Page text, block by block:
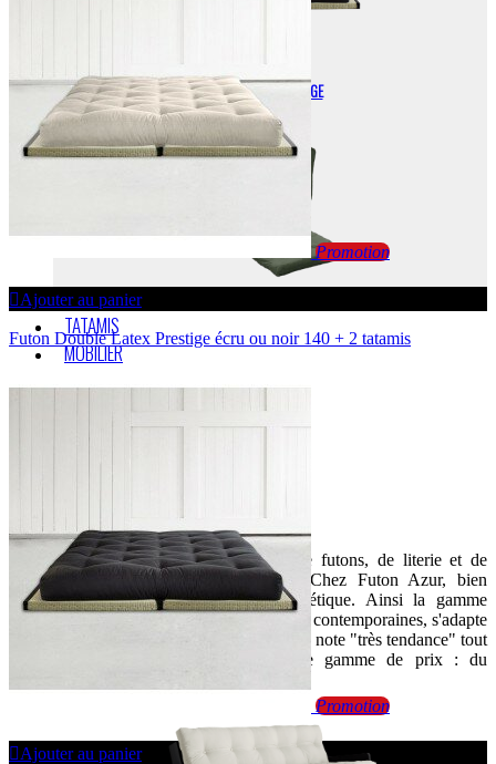
FUTONS DE VOYAGE
TATAMIS
MOBILIER
INSTRUCTIONS DE MONTAGE
Spécialiste de la vente en ligne de futons, de literie et de
canapés convertibles depuis 1999.Chez Futon Azur, bien
dormir est aussi synonyme d’esthétique. Ainsi la gamme
Futon Azur, avec ses lignes sobres et contemporaines, s'adapte
à tous les intérieurs et leur ajoute une note "très tendance" tout
en respectant votre budget. Large gamme de prix : du
Promotion
Ajouter au panier
Futon Double Latex Prestige écru ou noir 140 + 2 tatamis
Promotion
Ajouter au panier